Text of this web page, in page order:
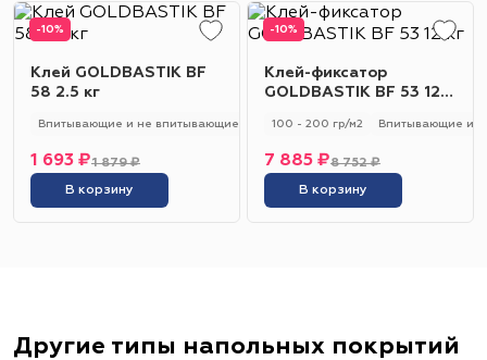
-10%
Клей GOLDBASTIK BF
58 2.5 кг
Впитывающие и не впитывающие 250 - 280 гр/м2 Универсальный
1 879 ₽
1 693 ₽
В корзину
-10%
Клей-фиксатор
GOLDBASTIK BF 53 12
100 - 200 гр/м2 Впитывающие и
8 752 ₽
7 885 ₽
В корзину
Другие типы напольных покрытий